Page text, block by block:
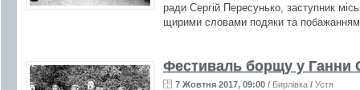
ради Сергій Пересунько, заступник
щирими словами подяки та
Фестиваль борщу у Ганни
7 Жовтня 2017, 09:00 / Бирлівка / Устя